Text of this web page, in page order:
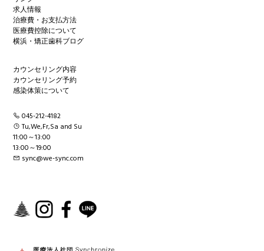
求人情報
治療費・お支払方法
医療費控除について
横浜・矯正歯科ブログ
カウンセリング内容
カウンセリング予約
感染体策について
045-212-4182
Tu,We,Fr,Sa and Su
11:00～13:00
13:00～19:00
sync@we-sync.com